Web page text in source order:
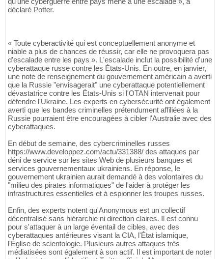
déclaré Potter.
« Toute cyberactivité qui est conceptuellement anonyme et
niable a plus de chances de réussir, car elle ne provoquera pas
d'escalade entre les pays ». L'escalade inclut la possibilité d'une
cyberattaque russe contre les États-Unis. En outre, en janvier,
une note de renseignement du gouvernement américain a averti
que la Russie "envisagerait" une cyberattaque potentiellement
dévastatrice contre les États-Unis si l'OTAN intervenait pour
défendre l'Ukraine. Les experts en cybersécurité ont également
averti que les bandes criminelles prétendument affiliées à la
Russie pourraient être encouragées à cibler l'Australie avec des
cyberattaques.
En début de semaine, des cybercriminelles russes
https://www.developpez.com/actu/331388/ des attaques par
déni de service sur les sites Web de plusieurs banques et
services gouvernementaux ukrainiens. En réponse, le
gouvernement ukrainien aurait demandé à des volontaires du
"milieu des pirates informatiques" de l'aider à protéger les
infrastructures essentielles et à espionner les troupes russes.
Enfin, des experts notent qu'Anonymous est un collectif
décentralisé sans hiérarchie ni direction claires. Il est connu
pour s'attaquer à un large éventail de cibles, avec des
cyberattaques antérieures visant la CIA, l'État islamique,
l'Église de scientologie. Plusieurs autres attaques très
médiatisées sont également à son actif. Il est important de noter